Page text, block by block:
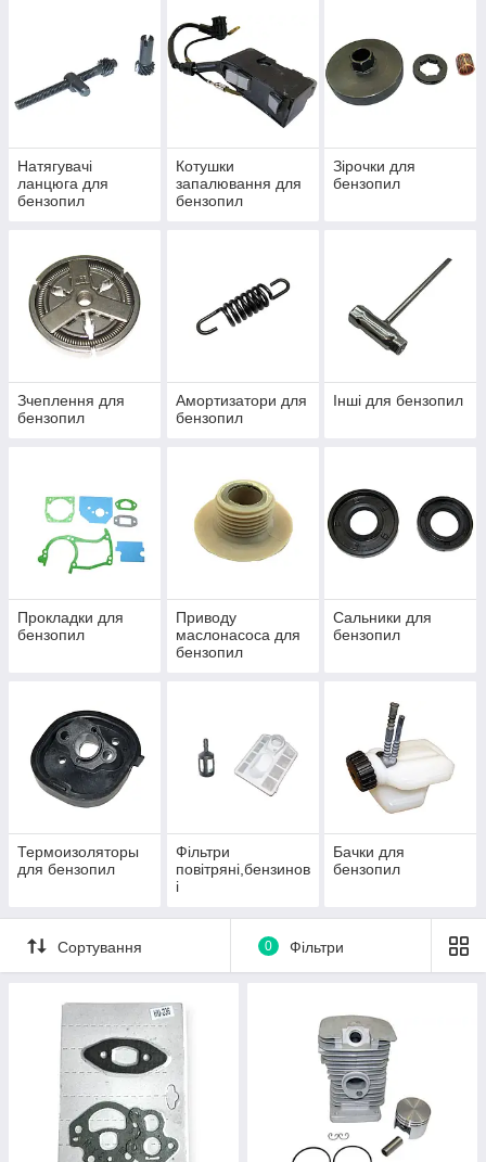
Натягувачі
ланцюга для
бензопил
Котушки
запалювання для
бензопил
Зірочки для
бензопил
Зчеплення для
бензопил
Амортизатори для
бензопил
Інші для бензопил
Прокладки для
бензопил
Приводу
маслонасоса для
бензопил
Сальники для
бензопил
Термоизоляторы
для бензопил
Фільтри
повітряні,бензинов
і
Бачки для
бензопил
Сортування 0 Фільтри